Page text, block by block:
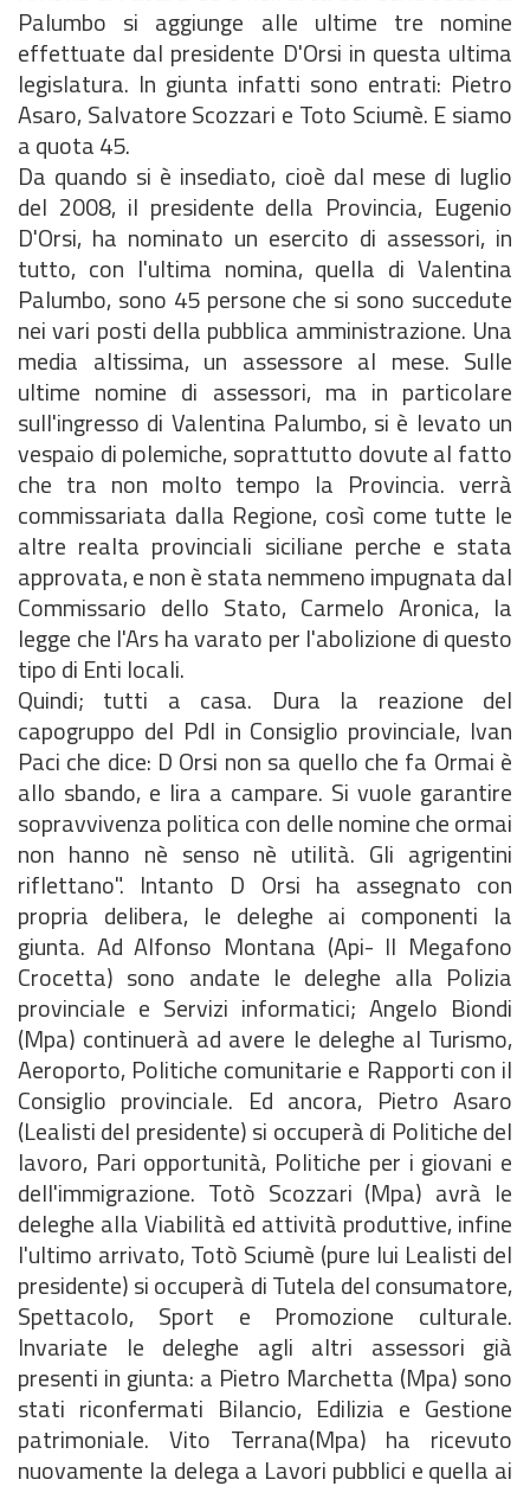
Palumbo si aggiunge alle ultime tre nomine
effettuate dal presidente D'Orsi in questa ultima
legislatura. In giunta infatti sono entrati: Pietro
Asaro, Salvatore Scozzari e Toto Sciumè. E siamo
a quota 45.
Da quando si è insediato, cioè dal mese di luglio
del 2008, il presidente della Provincia, Eugenio
D'Orsi, ha nominato un esercito di assessori, in
tutto, con l'ultima nomina, quella di Valentina
Palumbo, sono 45 persone che si sono succedute
nei vari posti della pubblica amministrazione. Una
media altissima, un assessore al mese. Sulle
ultime nomine di assessori, ma in particolare
sull'ingresso di Valentina Palumbo, si è levato un
vespaio di polemiche, soprattutto dovute al fatto
che tra non molto tempo la Provincia. verrà
commissariata dalla Regione, così come tutte le
altre realta provinciali siciliane perche e stata
approvata, e non è stata nemmeno impugnata dal
Commissario dello Stato, Carmelo Aronica, la
legge che I'Ars ha varato per l'abolizione di questo
tipo di Enti locali.
Quindi; tutti a casa. Dura la reazione del
capogruppo del Pdl in Consiglio provinciale, lvan
Paci che dice: D Orsi non sa quello che fa Ormai è
allo sbando, e lira a campare. Si vuole garantire
sopravvivenza politica con delle nomine che ormai
non hanno nè senso nè utilità. Gli agrigentini
riflettano". Intanto D Orsi ha assegnato con
propria delibera, le deleghe ai componenti la
giunta. Ad Alfonso Montana (Api- Il Megafono
Crocetta) sono andate le deleghe alla Polizia
provinciale e Servizi informatici; Angelo Biondi
(Mpa) continuerà ad avere le deleghe al Turismo,
Aeroporto, Politiche comunitarie e Rapporti con il
Consiglio provinciale. Ed ancora, Pietro Asaro
(Lealisti del presidente) si occuperà di Politiche del
lavoro, Pari opportunità, Politiche per i giovani e
dell'immigrazione. Totò Scozzari (Mpa) avrà le
deleghe alla Viabilità ed attività produttive, infine
l'ultimo arrivato, Totò Sciumè (pure lui Lealisti del
presidente) si occuperà di Tutela del consumatore,
Spettacolo, Sport e Promozione culturale.
Invariate le deleghe agli altri assessori già
presenti in giunta: a Pietro Marchetta (Mpa) sono
stati riconfermati Bilancio, Edilizia e Gestione
patrimoniale. Vito Terrana(Mpa) ha ricevuto
nuovamente la delega a Lavori pubblici e quella ai